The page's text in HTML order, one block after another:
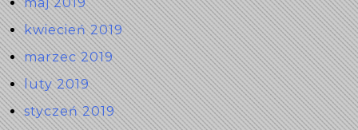
kwiecień 2019
marzec 2019
luty 2019
styczeń 2019